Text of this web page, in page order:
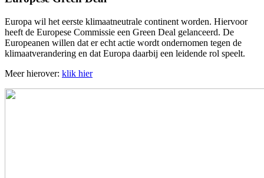
Europa wil het eerste klimaatneutrale continent worden. Hiervoor
heeft de Europese Commissie een Green Deal gelanceerd. De
Europeanen willen dat er echt actie wordt ondernomen tegen de
klimaatverandering en dat Europa daarbij een leidende rol speelt.
Meer hierover: klik hier